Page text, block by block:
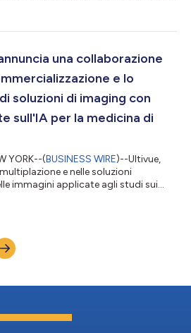
flussi di lavoro unici da
La sua esclusiva tecn...
una collaborazione
e lo
soluzioni di imaging con
sull'IA per la medicina di
YORK--(BUSINESS WIRE)--Ultivue,
e nelle soluzioni
immagini applicate agli studi sui
spaziale per
sull'IA, destinate ai clienti del